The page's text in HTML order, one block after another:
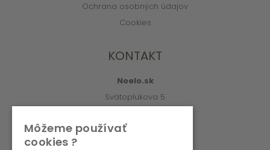
Ochrana osobných údajov
Cookies
KONTAKT
Noelo.sk
Svätoplukova 5
info@noelo.sk
Môžeme používať
cookies ?